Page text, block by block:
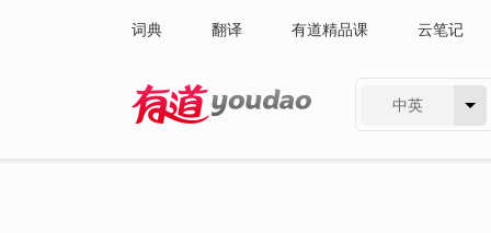
词典 翻译 有道精品课 云笔记
中英